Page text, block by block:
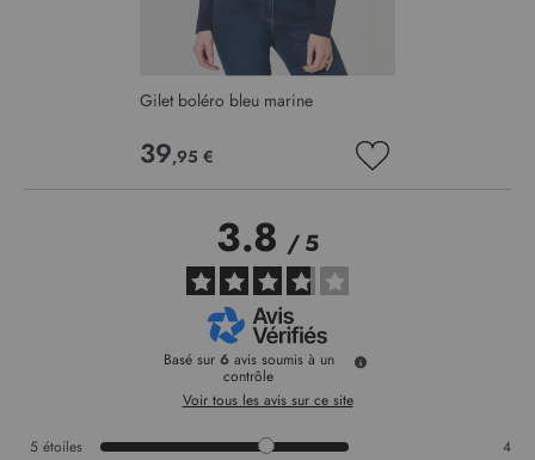
Gilet boléro bleu marine
39,95 €
3.8/5
Basé sur 6 avis soumis à un
contrôle
Voir tous les avis sur ce site
5 étoiles
4